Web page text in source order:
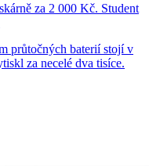
za 2 000 Kč. Student
průtočných baterií stojí v
za necelé dva tisíce.